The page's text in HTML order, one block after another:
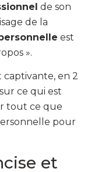
de son
de la
est
».
captivante, en 2
ce qui est
tout ce que
pour
et